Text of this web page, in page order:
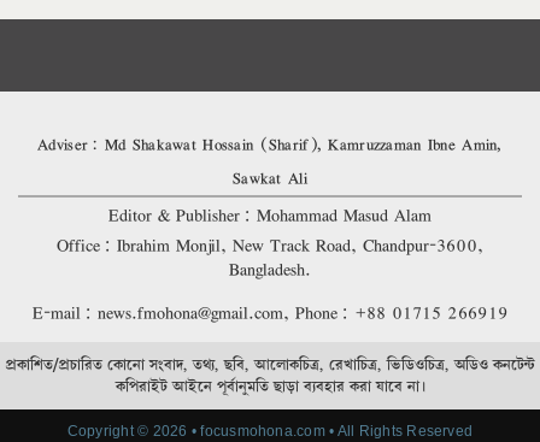
Adviser: Md Shakawat Hossain (Sharif), Kamruzzaman Ibne Amin,
Sawkat Ali
Editor & Publisher: Mohammad Masud Alam
Office: Ibrahim Monjil, New Track Road, Chandpur-3600,
Bangladesh.
E-mail: news.fmohona@gmail.com, Phone: +88 01715 266919
প্রকাশিত/প্রচারিত কোনো সংবাদ, তথ্য, ছবি, আলোকচিত্র, রেখাচিত্র, ভিডিওচিত্র, অডিও কনটেন্ট
কপিরাইট আইনে পূর্বানুমতি ছাড়া ব্যবহার করা যাবে না।
Copyright © 2026 • focusmohona.com • All Rights Reserved